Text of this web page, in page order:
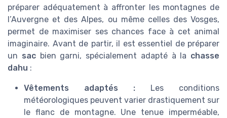
préparer adéquatement à affronter les montagnes de
l’Auvergne et des Alpes, ou même celles des Vosges,
permet de maximiser ses chances face à cet animal
imaginaire. Avant de partir, il est essentiel de préparer
un sacbien garni, spécialement adapté à la chasse
dahu :
Vêtements adaptés : Les conditions
météorologiques peuvent varier drastiquement sur
le flanc de montagne. Une tenue imperméable,